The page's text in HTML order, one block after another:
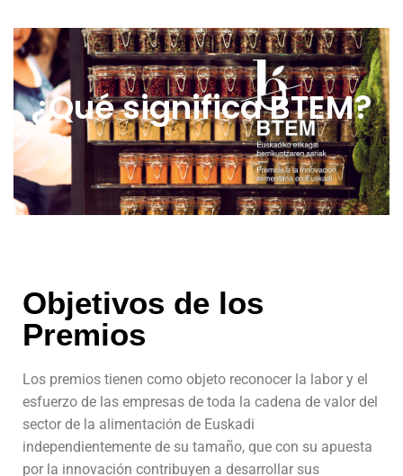
¿Qué significa BTEM?
Objetivos de los
Premios
Los premios tienen como objeto reconocer la labor y el
esfuerzo de las empresas de toda la cadena de valor del
sector de la alimentación de Euskadi
independientemente de su tamaño, que con su apuesta
por la innovación contribuyen a desarrollar sus